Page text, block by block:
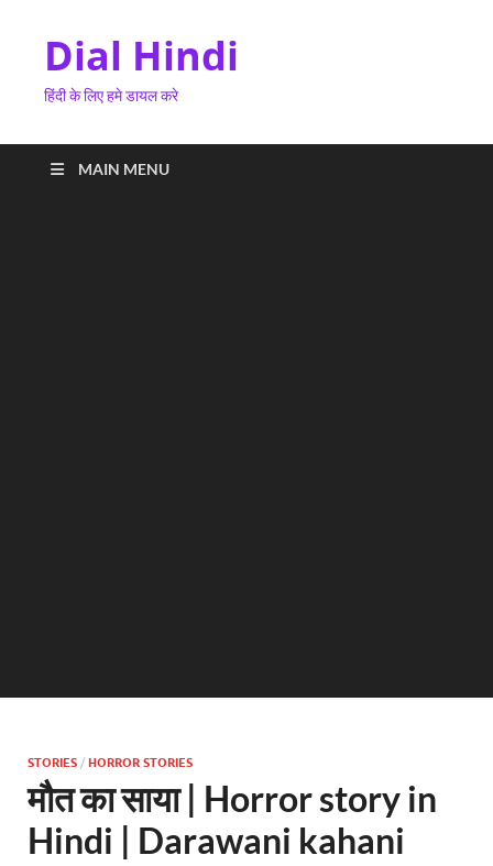
Dial Hindi
हिंदी के लिए हमे डायल करे
MAIN MENU
STORIES / HORROR STORIES
मौत का साया | Horror story in
Hindi | Darawani kahani